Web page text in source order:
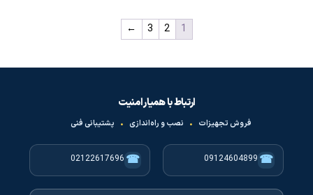
1
2
3
←
ارتباط با همیار امنیت
فروش تجهیزات • نصب و راه‌اندازی • پشتیبانی فنی
☎
09124604899
☎
02122617696